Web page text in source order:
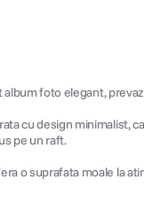
foto elegant,
cu design minimalist,
pe un raft.
o suprafata moale la